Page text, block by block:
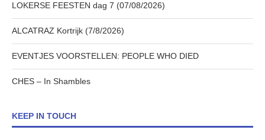
LOKERSE FEESTEN dag 7 (07/08/2026)
ALCATRAZ Kortrijk (7/8/2026)
EVENTJES VOORSTELLEN: PEOPLE WHO DIED
CHES – In Shambles
KEEP IN TOUCH